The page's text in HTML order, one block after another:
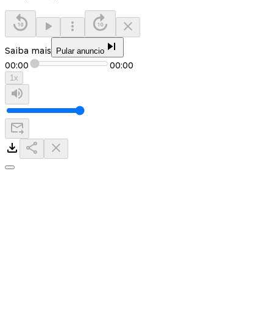
Saiba mais Pular anuncio
00:00 00:00
1x